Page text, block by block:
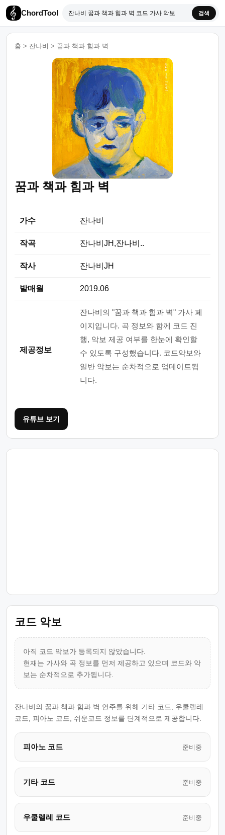
ChordTool 검색
홈 > 잔나비 > 꿈과 책과 힘과 벽
꿈과 책과 힘과 벽
가수 잔나비
작곡 잔나비JH,잔나비..
작사 잔나비JH
발매월 2019.06
제공정보
잔나비의 "꿈과 책과 힘과 벽" 가사 페
이지입니다. 곡 정보와 함께 코드 진
행, 악보 제공 여부를 한눈에 확인할
수 있도록 구성했습니다. 코드악보와
일반 악보는 순차적으로 업데이트됩
니다.
유튜브 보기
코드 악보
아직 코드 악보가 등록되지 않았습니다.
현재는 가사와 곡 정보를 먼저 제공하고 있으며 코드와 악
보는 순차적으로 추가됩니다.
잔나비의 꿈과 책과 힘과 벽 연주를 위해 기타 코드, 우쿨렐레
코드, 피아노 코드, 쉬운코드 정보를 단계적으로 제공합니다.
피아노 코드 준비중
기타 코드 준비중
우쿨렐레 코드 준비중